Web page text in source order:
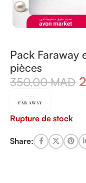
Pack Faraway
pièces
350,00MAD
Rupture de stock
Share: